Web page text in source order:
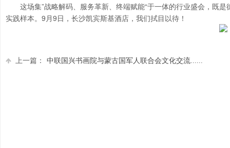
这场集”战略解码、服务革新、终端赋能“于一体的行业盛会，既
实践样本。9月9日，长沙凯宾斯基酒店，我们拭目以待！
上一篇： 中联国兴书画院与蒙古国军人联合会文化交流......